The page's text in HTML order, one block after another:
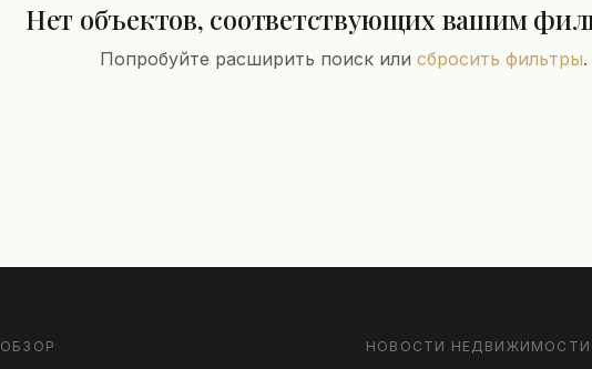
Нет объектов, соответствующих вашим
Попробуйте расширить поиск или сбросить фильтры.
ОБЗОР НОВОСТИ НЕДВИЖИМОСТИ